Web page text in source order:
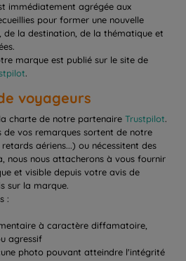
immédiatement agrégée aux
pour former une nouvelle
de la destination, de la thématique et
marque est publié sur le site de
.
voyageurs
charte de notre partenaireTrustpilot.
de vos remarques sortent de notre
aériens...) ou nécessitent des
nous nous attacherons à vous fournir
et visible depuis votre avis de
sur la marque.
:
à caractère diffamatoire,
agressif
photo pouvant atteindre l'intégrité